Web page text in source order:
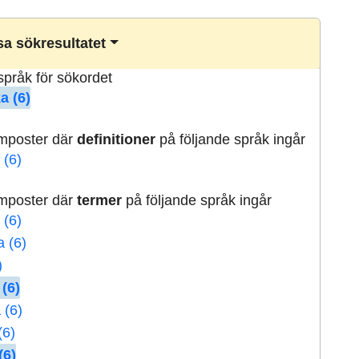
sökresultatet
för sökordet
(6)
därdefinitioner på följande språk ingår
(6)
därtermer på följande språk ingår
(6)
(6)
(6)